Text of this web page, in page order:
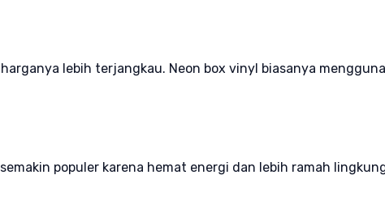
lebih terjangkau. Neon box vinyl biasanya
populer karena hemat energi dan lebih ramah